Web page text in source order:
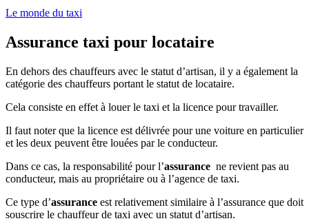
Le monde du taxi
Assurance taxi pour locataire
En dehors des chauffeurs avec le statut d’artisan, il y a également la
catégorie des chauffeurs portant le statut de locataire.
Cela consiste en effet à louer le taxi et la licence pour travailler.
Il faut noter que la licence est délivrée pour une voiture en particulier
et les deux peuvent être louées par le conducteur.
Dans ce cas, la responsabilité pour l’assurance ne revient pas au
conducteur, mais au propriétaire ou à l’agence de taxi.
Ce type d’assurance est relativement similaire à l’assurance que doit
souscrire le chauffeur de taxi avec un statut d’artisan.